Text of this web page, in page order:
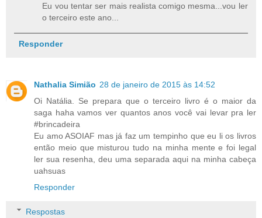
Eu vou tentar ser mais realista comigo mesma...vou ler
o terceiro este ano...
Responder
Nathalia Simião 28 de janeiro de 2015 às 14:52
Oi Natália. Se prepara que o terceiro livro é o maior da
saga haha vamos ver quantos anos você vai levar pra ler
#brincadeira
Eu amo ASOIAF mas já faz um tempinho que eu li os livros
então meio que misturou tudo na minha mente e foi legal
ler sua resenha, deu uma separada aqui na minha cabeça
uahsuas
Responder
Respostas